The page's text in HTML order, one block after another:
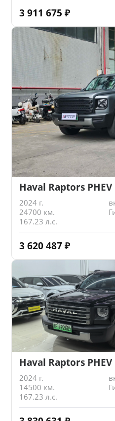
3 911 675 ₽
Haval Raptors PHEV
2024 г.
24700 км.
167.23 л.с.
3 620 487 ₽
Haval Raptors PHEV
2024 г.
14500 км.
167.23 л.с.